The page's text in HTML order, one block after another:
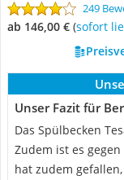
249
ab 146,00 € ( Sofort
Unser Fazit für
Das Spülbecken
Zudem ist es
hat zudem